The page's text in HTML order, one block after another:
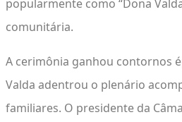
popularmente como “Dona
comunitária.
A cerimônia ganhou contornos
Valda adentrou o plenário
familiares. O presidente da